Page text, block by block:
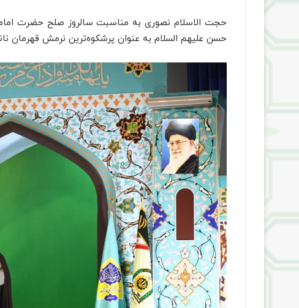
حجت الاسلام نصوری به مناسبت سالروز صلح حضرت
حسن علیهم السلام به عنوان پرشکوه‌ترین نرمش قهرمان